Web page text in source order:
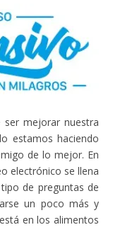
mejorar nuestra
estamos haciendo
de lo mejor. En
electrónico se llena
de preguntas de
un poco más y
en los alimentos